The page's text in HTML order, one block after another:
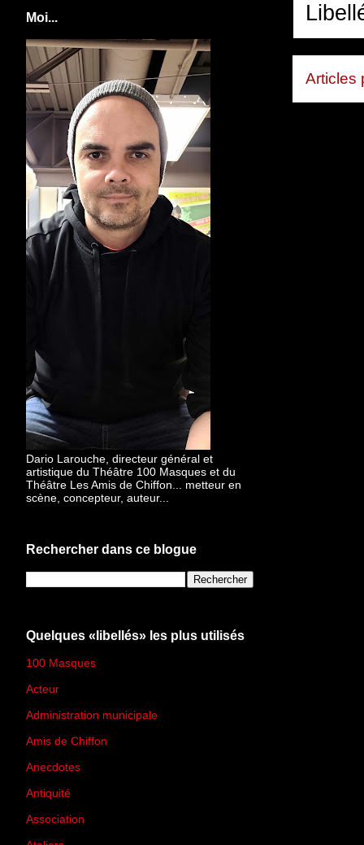
Articles
Moi...
Dario Larouche, directeur général et
artistique du Théâtre 100 Masques et du
Théâtre Les Amis de Chiffon... metteur en
scène, concepteur, auteur...
Rechercher dans ce blogue
Quelques «libellés» les plus utilisés
100 Masques
Acteur
Administration municipale
Amis de Chiffon
Anecdotes
Antiquité
Association